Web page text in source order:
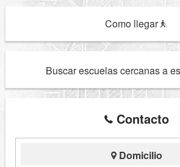
Como llegar
Buscar escuelas cercanas a
Contacto
Domicilio